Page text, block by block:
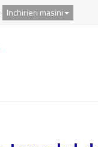
Inchirieri masini